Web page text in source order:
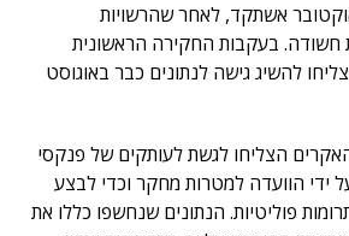
אשתקד, לאחר שהרשויות
חשודה. בעקבות החקירה הראשונית
להשיג גישה לנתונים כבר באוגוסט
הצליחו לגשת לעותקים של פנקסי
ידי הוועדה למטרות מחקר וכדי לבצע
פוליטיות. הנתונים שנחשפו כללו את